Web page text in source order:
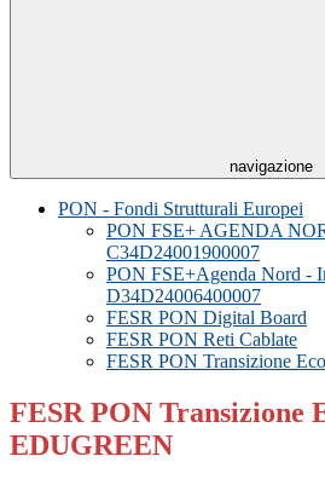
navigazione
PON - Fondi Strutturali Europei
PON FSE+ AGENDA
C34D24001900007
PON FSE+Agenda Nord -
D34D24006400007
FESR PON Digital Board
FESR PON Reti Cablate
FESR PON Transizione
FESR PON Transizione
EDUGREEN